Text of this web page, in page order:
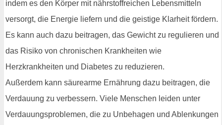
indem es den Körper mit nährstoffreichen Lebensmitteln
versorgt, die Energie liefern und die geistige Klarheit fördern.
Es kann auch dazu beitragen, das Gewicht zu regulieren und
das Risiko von chronischen Krankheiten wie
Herzkrankheiten und Diabetes zu reduzieren.
Außerdem kann säurearme Ernährung dazu beitragen, die
Verdauung zu verbessern. Viele Menschen leiden unter
Verdauungsproblemen, die zu Unbehagen und Ablenkungen